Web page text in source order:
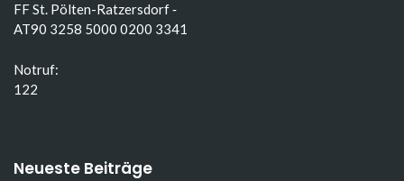
FF St. Pölten-Ratzersdorf ‑
AT90 3258 5000 0200 3341
Notruf:
122
Neueste Beiträge